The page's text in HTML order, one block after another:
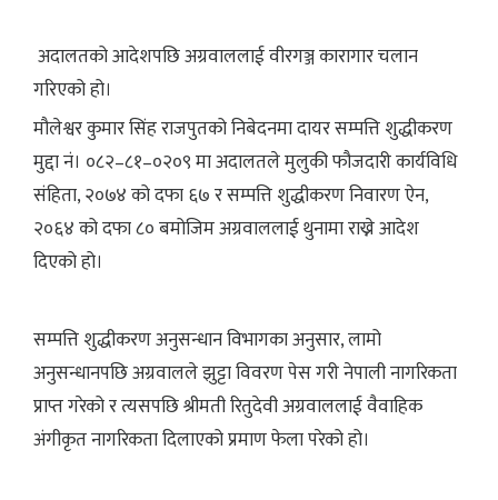
अदालतको आदेशपछि अग्रवाललाई वीरगञ्ज कारागार चलान
गरिएको हो।
मौलेश्वर कुमार सिंह राजपुतको निबेदनमा दायर सम्पत्ति शुद्धीकरण
मुद्दा नं। ०८२–८१–०२०९ मा अदालतले मुलुकी फौजदारी कार्यविधि
संहिता, २०७४ को दफा ६७ र सम्पत्ति शुद्धीकरण निवारण ऐन,
२०६४ को दफा ८० बमोजिम अग्रवाललाई थुनामा राख्ने आदेश
दिएको हो।
सम्पत्ति शुद्धीकरण अनुसन्धान विभागका अनुसार, लामो
अनुसन्धानपछि अग्रवालले झुट्टा विवरण पेस गरी नेपाली नागरिकता
प्राप्त गरेको र त्यसपछि श्रीमती रितुदेवी अग्रवाललाई वैवाहिक
अंगीकृत नागरिकता दिलाएको प्रमाण फेला परेको हो।